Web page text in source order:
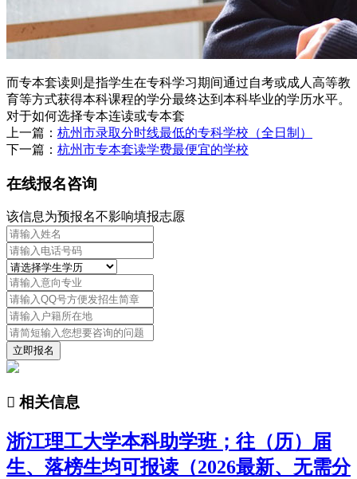
而专本套读则是指学生在专科学习期间通过自考或成人高等教
育等方式获得本科课程的学分最终达到本科毕业的学历水平。
对于如何选择专本连读或专本套
上一篇： 杭州市录取分时线最低的专科学校（全日制）
下一篇： 杭州市专本套读学费最便宜的学校
在线报名咨询
该信息为预报名不影响填报志愿
立即报名
 相关信息
浙江理工大学本科助学班；往（历）届
生、落榜生均可报读（2026最新、无需分